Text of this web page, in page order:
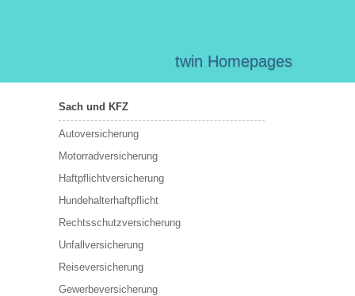
twin Homepages
Sach und KFZ
Autoversicherung
Motorradversicherung
Haftpflichtversicherung
Hundehalterhaftpflicht
Rechtsschutzversicherung
Unfallversicherung
Reiseversicherung
Gewerbeversicherung